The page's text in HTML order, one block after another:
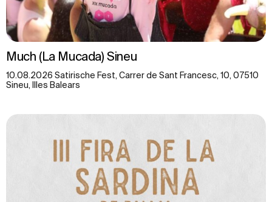
Much (La Mucada) Sineu
10.08.2026 Satirische Fest, Carrer de Sant Francesc, 10, 07510
Sineu, Illes Balears